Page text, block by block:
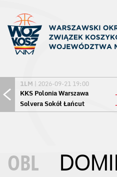
1LM | 2026-09-21 19:00
KKS Polonia Warszawa
Solvera Sokół Łańcut
OBL